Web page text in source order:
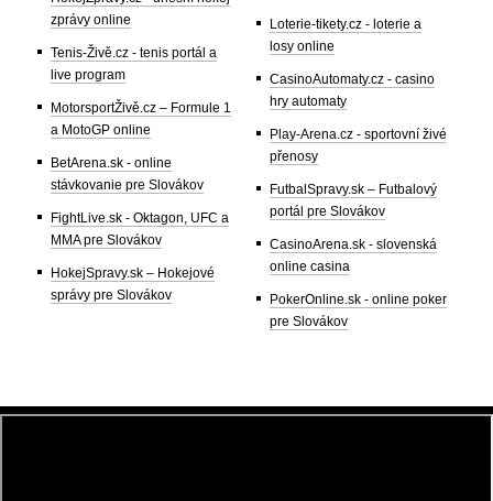
zprávy online
Tenis-Živě.cz - tenis portál a
live program
MotorsportŽivě.cz – Formule 1
a MotoGP online
BetArena.sk - online
stávkovanie pre Slovákov
FightLive.sk - Oktagon, UFC a
MMA pre Slovákov
HokejSpravy.sk – Hokejové
správy pre Slovákov
Loterie-tikety.cz - loterie a
losy online
CasinoAutomaty.cz - casino
hry automaty
Play-Arena.cz - sportovní živé
přenosy
FutbalSpravy.sk – Futbalový
portál pre Slovákov
CasinoArena.sk - slovenská
online casina
PokerOnline.sk - online poker
pre Slovákov